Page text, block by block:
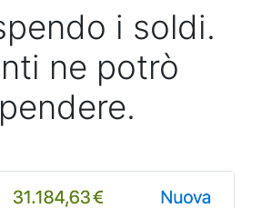
i soldi.
ne potrò